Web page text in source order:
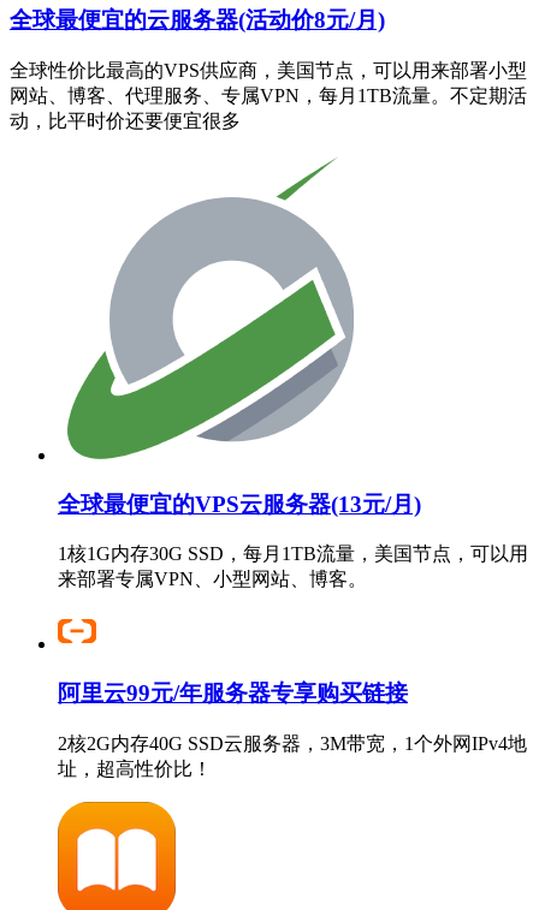
全球最便宜的云服务器(活动价8元/月)
全球性价比最高的VPS供应商，美国节点，可以用来部署小型
网站、博客、代理服务、专属VPN，每月1TB流量。不定期活
动，比平时价还要便宜很多
全球最便宜的VPS云服务器(13元/月)
1核1G内存30G SSD，每月1TB流量，美国节点，可以用
来部署专属VPN、小型网站、博客。
阿里云99元/年服务器专享购买链接
2核2G内存40G SSD云服务器，3M带宽，1个外网IPv4地
址，超高性价比！